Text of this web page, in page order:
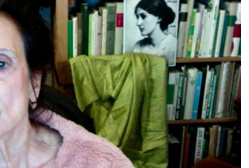
ANGEBOTE